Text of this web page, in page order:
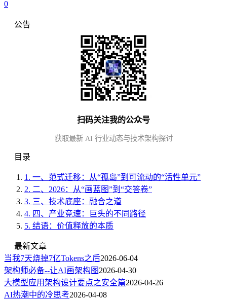
0
公告
扫码关注我的公众号
获取最新 AI 行业动态与技术架构探讨
目录
1. 一、范式迁移：从“孤岛”到可流动的“活性单元”
2. 二、2026：从“画蓝图”到“交答卷”
3. 三、技术底座：融合之道
4. 四、产业竞速：巨头的不同路径
5. 结语：价值释放的本质
最新文章
当我7天烧掉7亿Tokens之后2026-06-04
架构师必备--让AI画架构图 2026-04-30
大模型应用架构设计要点之安全篇2026-04-26
AI热潮中的冷思考2026-04-08